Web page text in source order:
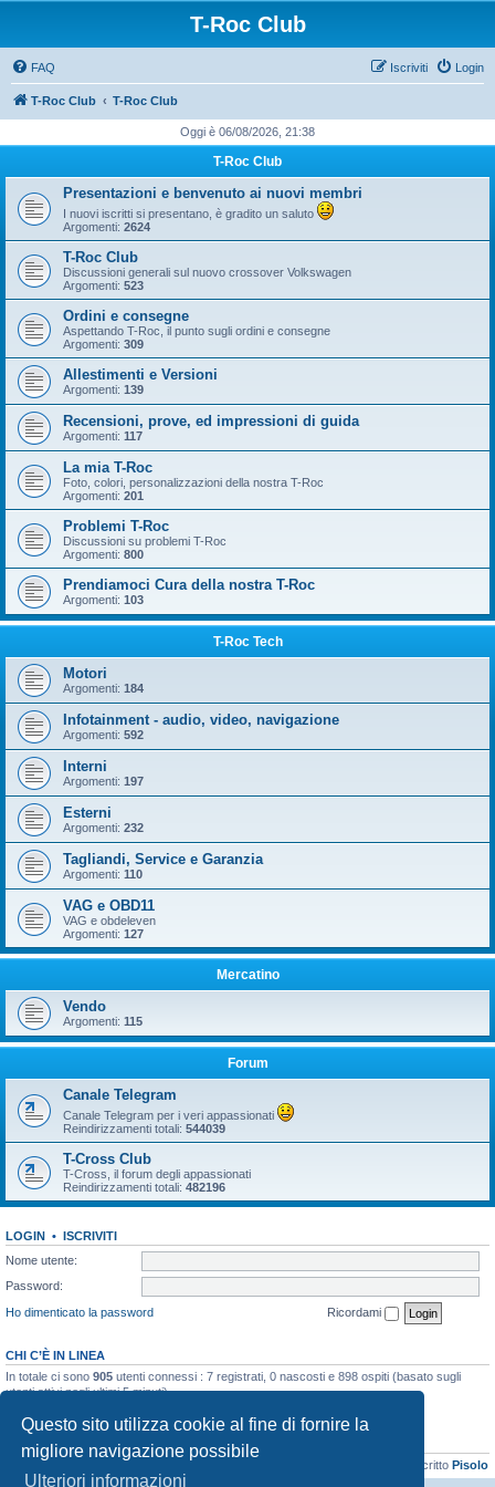
Questo sito utilizza cookie al fine di fornire la
migliore navigazione possibile
Ulteriori informazioni
T-Roc Club
FAQ Login
Iscriviti
T-Roc Club T-Roc Club
Oggi è 06/08/2026, 21:38
T-Roc Club
Presentazioni e benvenuto ai nuovi membri
I nuovi iscritti si presentano, è gradito un saluto
Argomenti: 2624
T-Roc Club
Discussioni generali sul nuovo crossover Volkswagen
Argomenti: 523
Ordini e consegne
Aspettando T-Roc, il punto sugli ordini e consegne
Argomenti: 309
Allestimenti e Versioni
Argomenti: 139
Recensioni, prove, ed impressioni di guida
Argomenti: 117
La mia T-Roc
Foto, colori, personalizzazioni della nostra T-Roc
Argomenti: 201
Problemi T-Roc
Discussioni su problemi T-Roc
Argomenti: 800
Prendiamoci Cura della nostra T-Roc
Argomenti: 103
T-Roc Tech
Motori
Argomenti: 184
Infotainment - audio, video, navigazione
Argomenti: 592
Interni
Argomenti: 197
Esterni
Argomenti: 232
Tagliandi, Service e Garanzia
Argomenti: 110
VAG e OBD11
VAG e obdeleven
Argomenti: 127
Mercatino
Vendo
Argomenti: 115
Forum
Canale Telegram
Canale Telegram per i veri appassionati
Reindirizzamenti totali: 544039
T-Cross Club
T-Cross, il forum degli appassionati
Reindirizzamenti totali: 482196
LOGIN • ISCRIVITI
Nome utente:
Password:
Ho dimenticato la password
Ricordami
CHI C’È IN LINEA
In totale ci sono 905 utenti connessi : 7 registrati, 0 nascosti e 898 ospiti (basato sugli
utenti attivi negli ultimi 5 minuti)
STATISTICHE
Totale messaggi
48133 • Totale argomenti • Ultimo iscritto Pisolo